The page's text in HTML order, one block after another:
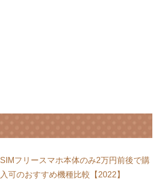
SIMフリースマホ本体のみ2万円前後で購
入可のおすすめ機種比較【2022】